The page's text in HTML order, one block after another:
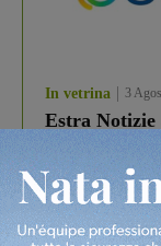
In vetrina 3
Estra Notizie
studenti
debutta il